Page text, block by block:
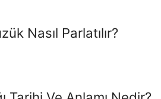
Nasıl Parlatılır?